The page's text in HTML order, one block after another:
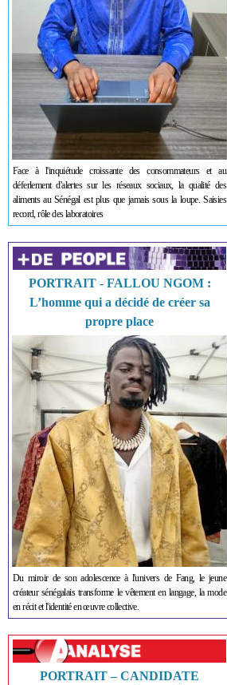
Face à l'inquiétude croissante des consommateurs et au
déferlement d'alertes sur les réseaux sociaux, la qualité des
aliments au Sénégal est plus que jamais sous la loupe. Saisies
record, rôle des laboratoires
PORTRAIT - FALLOU NGOM :
L’homme qui a décidé de créer sa
propre place
Du miroir de son adolescence à l'univers de Fang, le jeune
créateur sénégalais transforme le vêtement en langage, la mode
en récit et l'identité en œuvre collective.
PORTRAIT – CANDIDATE